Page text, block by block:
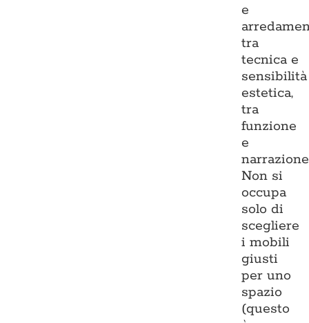
e
tra
tecnica e
sensibilità
estetica,
tra
funzione
e
Non si
occupa
solo di
scegliere
i mobili
giusti
per uno
spazio
(questo